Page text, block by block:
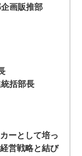
画販推部
括部長
ーとして培っ
営戦略と結び